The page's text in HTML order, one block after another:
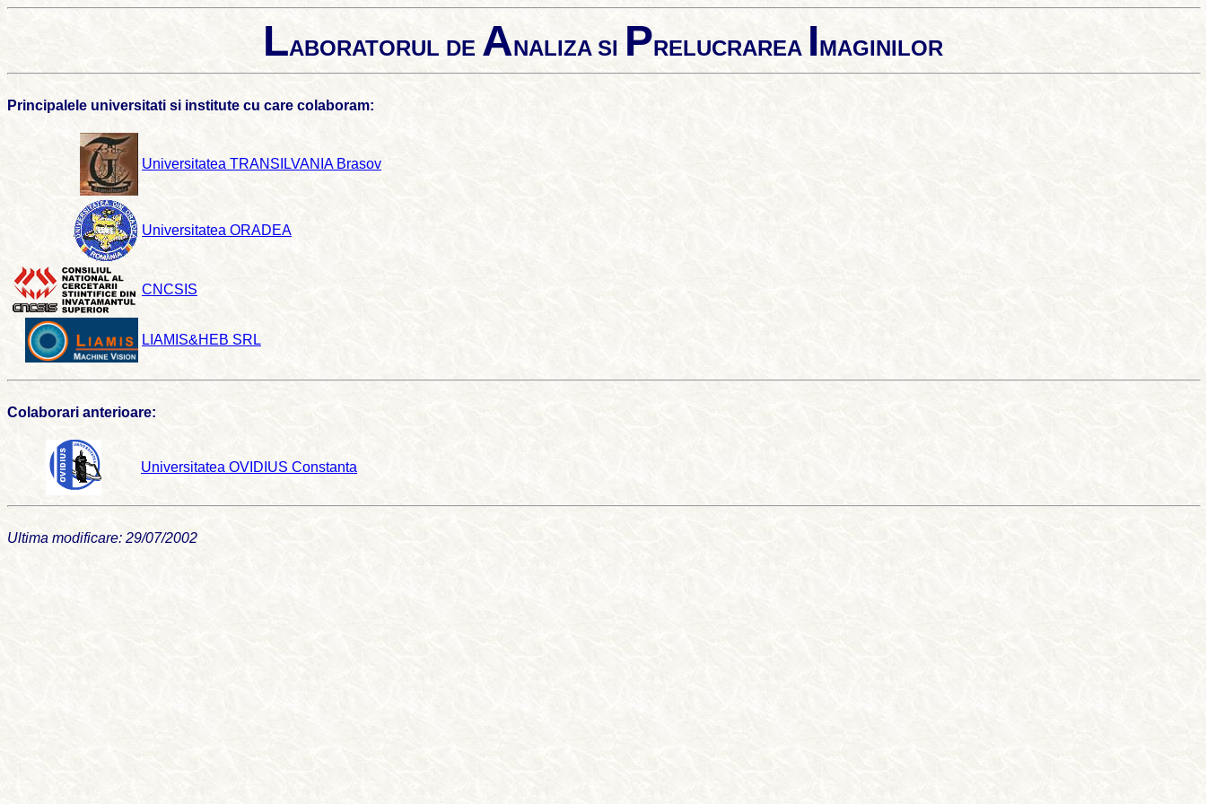
LABORATORUL DE ANALIZA SI PRELUCRAREA IMAGINILOR
Principalele universitati si institute cu care colaboram:
Universitatea TRANSILVANIA Brasov
Universitatea ORADEA
CNCSIS
LIAMIS&HEB SRL
Colaborari anterioare:
Universitatea OVIDIUS Constanta
Ultima modificare: 29/07/2002